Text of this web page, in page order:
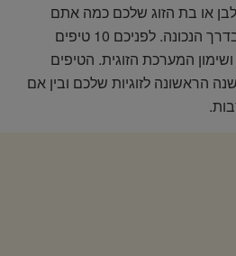
לבן או בת הזוג שלכם כמה אתם
אוהבים ומעריכים אותם בדרך הנכונה. לפניכם 10 טיפים
ושימון המערכת הזוגית. הטיפים
הראשונה לזוגיות שלכם ובין אם